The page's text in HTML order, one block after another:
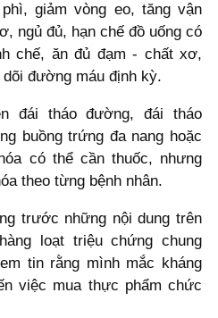
giảm vòng eo, tăng vận
ngủ đủ, hạn chế đồ uống có
chế, ăn đủ đạm - chất xơ,
đường máu định kỳ.
đái tháo đường, đái tháo
buồng trứng đa nang hoặc
có thể cần thuốc, nhưng
theo từng bệnh nhân.
trước những nội dung trên
loạt triệu chứng chung
tin rằng mình mắc kháng
việc mua thực phẩm chức